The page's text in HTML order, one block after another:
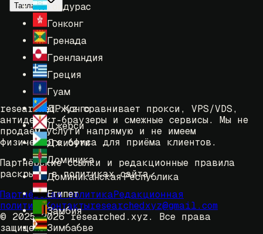
Гондурас
Гонконг
Гренада
Гренландия
Греция
Гуам
ДР Конго
Джерси
Джибути
Доминика
Доминиканская Республика
Египет
Замбия
Зимбабве
Таиланд
researched.xyz сравнивает прокси, VPS/VDS,
антидетект-браузеры и смежные сервисы. Мы не
продаём услуги напрямую и не имеем
физического офиса для приёма клиентов.
Партнёрские ссылки и редакционные правила
раскрыты в политиках сайта.
Партнёрская политикаРедакционная
политикаКонтактыresearchedxyz@gmail.com
© 2025-2026 researched.xyz. Все права
защищены.